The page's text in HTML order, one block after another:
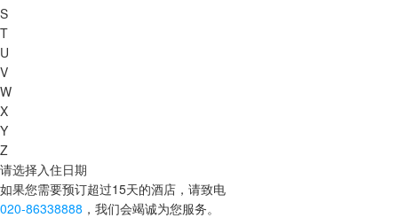
S
T
U
V
W
X
Y
Z
请选择入住日期
如果您需要预订超过15天的酒店，请致电
020-86338888 ，我们会竭诚为您服务。